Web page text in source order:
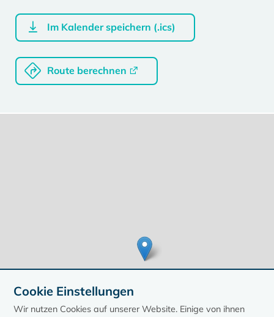
Im Kalender speichern (.ics)
Route berechnen
Cookie Einstellungen
Wir nutzen Cookies auf unserer Website. Einige von ihnen